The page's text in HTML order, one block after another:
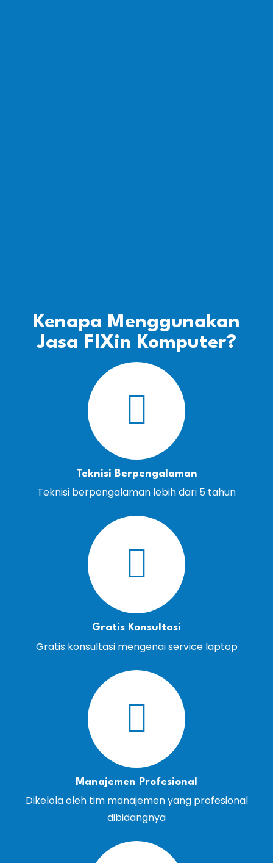
Kenapa Menggunakan
Jasa FIXin Komputer?
Teknisi Berpengalaman
Teknisi berpengalaman lebih dari 5 tahun
Gratis Konsultasi
Gratis konsultasi mengenai service laptop
Manajemen Profesional
Dikelola oleh tim manajemen yang profesional
dibidangnya